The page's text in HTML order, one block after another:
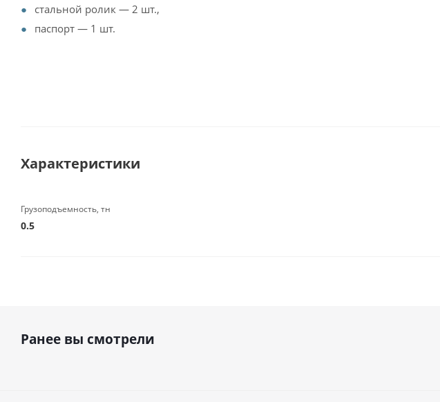
стальной ролик — 2 шт.,
паспорт — 1 шт.
Характеристики
Грузоподъемность, тн
0.5
Ранее вы смотрели